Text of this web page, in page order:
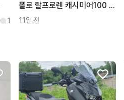
1
폴로 랄프로렌 캐시미어100 니트 원피스 베이지
11일 전